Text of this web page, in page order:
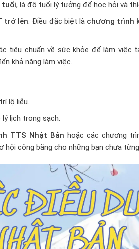
tuổi, là độ tuổi lý tưởng để học hỏi và
trở lên. Điều đặc biệt làchương trình
tiêu chuẩn về sức khỏe để làm việc
khả năng làm việc.
lộ liễu.
lý lịch trong sạch.
TTS Nhật Bản hoặc các chương
hội công bằng cho những bạn chưa